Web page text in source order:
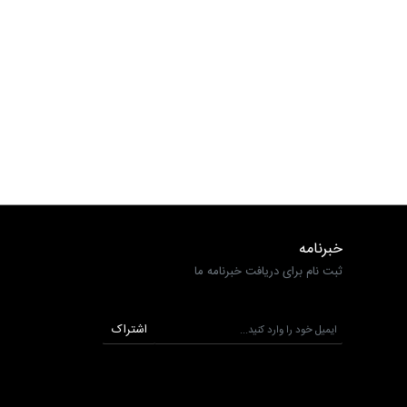
خبرنامه
ثبت نام برای دریافت خبرنامه ما
اشتراک